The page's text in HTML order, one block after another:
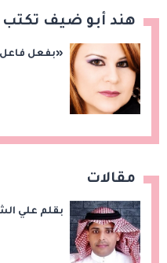
هند أبو ضيف تكتب
«بفعل
مقالات
بقلم علي